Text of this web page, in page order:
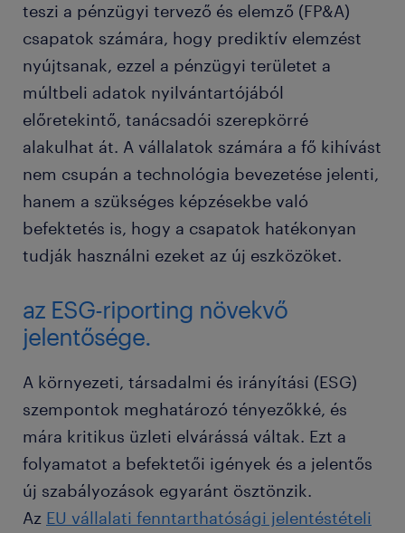
teszi a pénzügyi tervező és elemző (FP&A)
csapatok számára, hogy prediktív elemzést
nyújtsanak, ezzel a pénzügyi területet a
múltbeli adatok nyilvántartójából
előretekintő, tanácsadói szerepkörré
alakulhat át. A vállalatok számára a fő kihívást
nem csupán a technológia bevezetése jelenti,
hanem a szükséges képzésekbe való
befektetés is, hogy a csapatok hatékonyan
tudják használni ezeket az új eszközöket.
az ESG-riporting növekvő
jelentősége.
A környezeti, társadalmi és irányítási (ESG)
szempontok meghatározó tényezőkké, és
mára kritikus üzleti elvárássá váltak. Ezt a
folyamatot a befektetői igények és a jelentős
új szabályozások egyaránt ösztönzik.
Az EU vállalati fenntarthatósági jelentéstételi